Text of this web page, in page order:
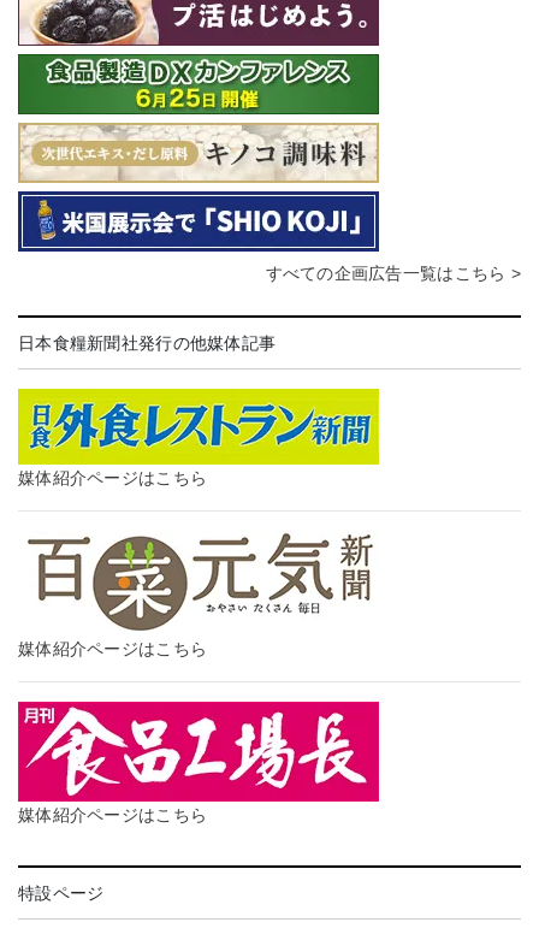
すべての企画広告一覧はこちら >
日本食糧新聞社発行の他媒体記事
媒体紹介ページはこちら
媒体紹介ページはこちら
媒体紹介ページはこちら
特設ページ